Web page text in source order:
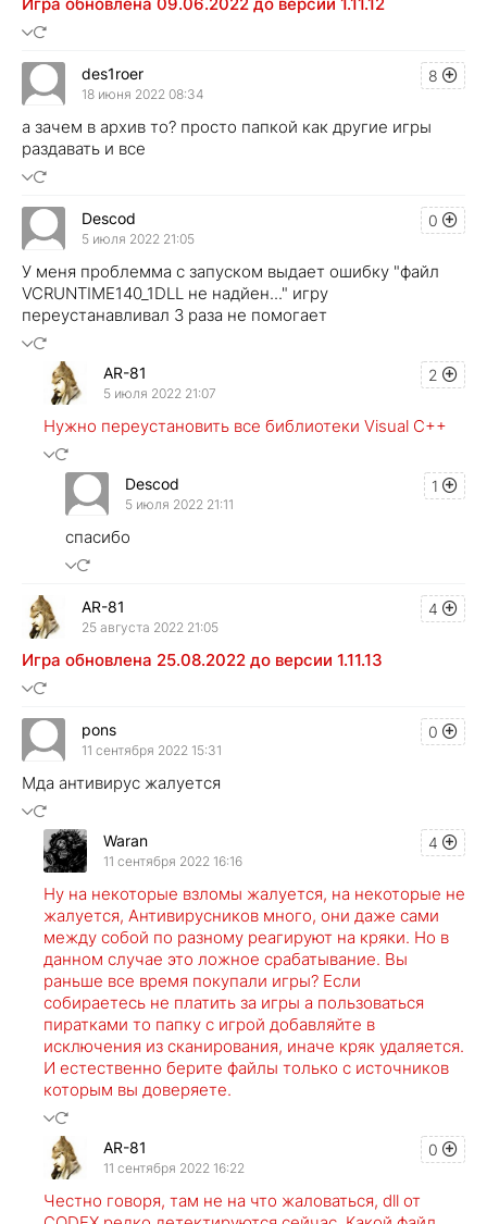
8
des1roer
18 июня 2022 08:34
а зачем в архив то? просто папкой как другие игры
раздавать и все
0
Descod
5 июля 2022 21:05
У меня проблемма с запуском выдает ошибку "файл
VCRUNTIME140_1DLL не надйен..." игру
переустанавливал 3 раза не помогает
2
AR-81
5 июля 2022 21:07
Нужно переустановить все библиотеки Visual C++
1
Descod
5 июля 2022 21:11
спасибо
4
AR-81
25 августа 2022 21:05
Игра обновлена 25.08.2022 до версии 1.11.13
0
pons
11 сентября 2022 15:31
Мда антивирус жалуется
4
Waran
11 сентября 2022 16:16
Ну на некоторые взломы жалуется, на некоторые не
жалуется, Антивирусников много, они даже сами
между собой по разному реагируют на кряки. Но в
данном случае это ложное срабатывание. Вы
раньше все время покупали игры? Если
собираетесь не платить за игры а пользоваться
пиратками то папку с игрой добавляйте в
исключения из сканирования, иначе кряк удаляется.
И естественно берите файлы только с источников
которым вы доверяете.
0
AR-81
11 сентября 2022 16:22
Честно говоря, там не на что жаловаться, dll от